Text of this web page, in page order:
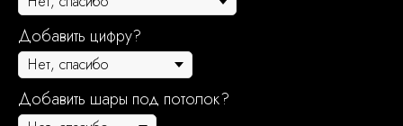
Добавить цифру?
Добавить шары под потолок?